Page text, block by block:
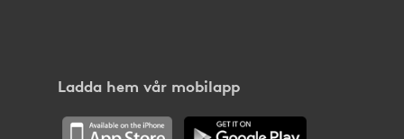
Ladda hem vår mobilapp